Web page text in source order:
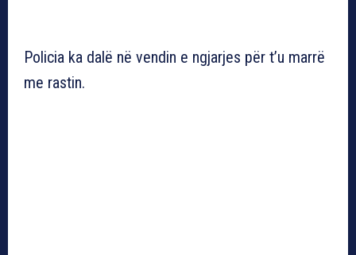
Policia ka dalë në vendin e ngjarjes për t’u marrë
me rastin.